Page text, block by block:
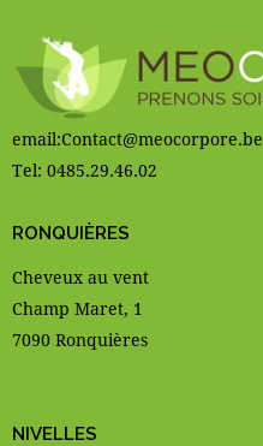
email:Contact@meocorpore.be
Tel: 0485.29.46.02
RONQUIÈRES
Cheveux au vent
Champ Maret, 1
7090 Ronquières
NIVELLES